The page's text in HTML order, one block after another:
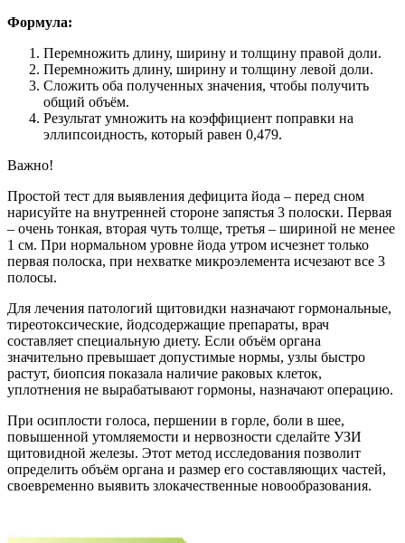
Формула:
Перемножить длину, ширину и толщину правой доли.
Перемножить длину, ширину и толщину левой доли.
Сложить оба полученных значения, чтобы получить
общий объём.
Результат умножить на коэффициент поправки на
эллипсоидность, который равен 0,479.
Важно!
Простой тест для выявления дефицита йода – перед сном
нарисуйте на внутренней стороне запястья 3 полоски. Первая
– очень тонкая, вторая чуть толще, третья – шириной не менее
1 см. При нормальном уровне йода утром исчезнет только
первая полоска, при нехватке микроэлемента исчезают все 3
полосы.
Для лечения патологий щитовидки назначают гормональные,
тиреотоксические, йодсодержащие препараты, врач
составляет специальную диету. Если объём органа
значительно превышает допустимые нормы, узлы быстро
растут, биопсия показала наличие раковых клеток,
уплотнения не вырабатывают гормоны, назначают операцию.
При осиплости голоса, першении в горле, боли в шее,
повышенной утомляемости и нервозности сделайте УЗИ
щитовидной железы. Этот метод исследования позволит
определить объём органа и размер его составляющих частей,
своевременно выявить злокачественные новообразования.